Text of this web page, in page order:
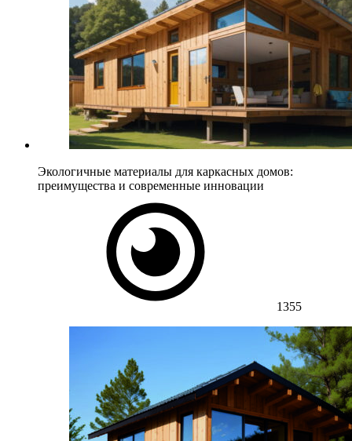
Экологичные материалы для каркасных домов:
преимущества и современные инновации
1355